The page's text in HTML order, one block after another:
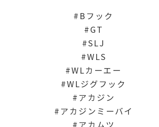
Bフック
GT
SLJ
WLS
WLカーエー
WLジグフック
アカジン
アカジンミーバイ
アカムツ